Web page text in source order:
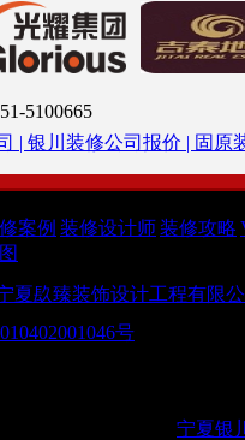
5100665
| 银川装修公司报价 | 固原
案例 装修设计师装修攻略
夏镹臻装饰设计工程有限公
号
宁夏银